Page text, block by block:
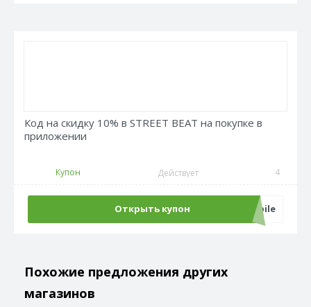
Код на скидку 10% в STREET BEAT на покупке в
приложении
Купон Действует 4
Открыть купон 10AllMobile
Похожие предложения других
магазинов